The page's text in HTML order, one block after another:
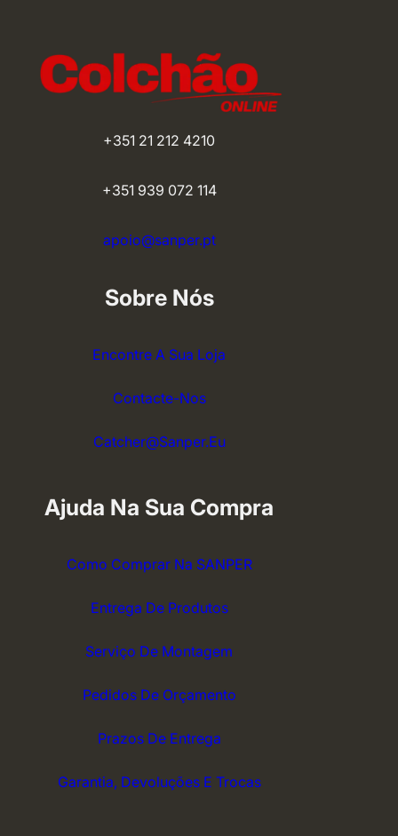
+351 21 212 4210
+351 939 072 114
apoio@sanper.pt
Sobre Nós
Encontre A Sua Loja
Contacte-Nos
Catcher@sanper.eu
Ajuda Na Sua Compra
Como Comprar Na SANPER
Entrega De Produtos
Serviço De Montagem
Pedidos De Orçamento
Prazos De Entrega
Garantia, Devoluções E Trocas